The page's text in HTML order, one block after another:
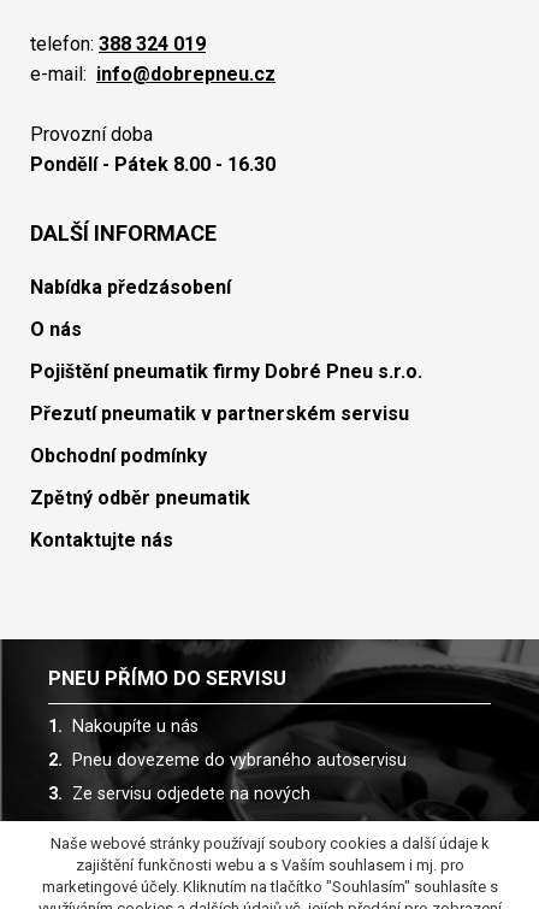
telefon: 388 324 019
e-mail: info@dobrepneu.cz
Provozní doba
Pondělí - Pátek 8.00 - 16.30
DALŠÍ INFORMACE
Nabídka předzásobení
O nás
Pojištění pneumatik firmy Dobré Pneu s.r.o.
Přezutí pneumatik v partnerském servisu
Obchodní podmínky
Zpětný odběr pneumatik
Kontaktujte nás
PNEU PŘÍMO DO SERVISU
Nakoupíte u nás
Pneu dovezeme do vybraného autoservisu
Ze servisu odjedete na nových
Spolupracujeme s více než 30 autoservisy
Naše webové stránky používají soubory cookies a další údaje k
zajištění funkčnosti webu a s Vaším souhlasem i mj. pro
marketingové účely. Kliknutím na tlačítko "Souhlasím" souhlasíte s